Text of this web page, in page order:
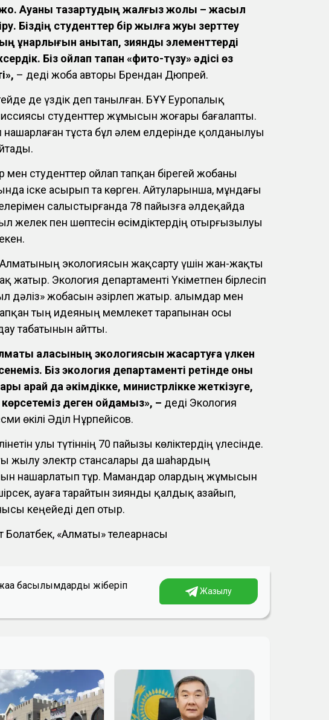
жоқ. Ауаны тазартудың жалғыз жолы – жасыл
Біздің студенттер бір жылға жуық зерттеу
құнарлығын анықтап, зиянды элементтерді
Біз ойлап тапқан «фито-түзу» әдісі өз
– деді жоба авторы Брендан Дюпрей.
де үздік деп танылған. БҰҰ Еуропалық
студенттер жұмысын жоғары бағалапты.
нашарлаған тұста бұл әлем елдерінде қолданылуы
студенттер ойлап тапқан бірегей жобаны
іске асырып та көрген. Айтуларынша, мұндағы
салыстырғанда 78 пайызға әлдеқайда
желек пен шөптесін өсімдіктердің отырғызылуы
Алматының экологиясын жақсарту үшін жан-жақты
жатыр. Экология департаменті Үкіметпен бірлесіп
дәліз» жобасын әзірлеп жатыр. Ғалымдар мен
тың идеяның мемлекет тарапынан осы
табатынын айтты.
қаласының экологиясын жақсартуға үлкен
Біз экология департаменті ретінде оны
қарай да әкімдікке, министрлікке жеткізуге,
көрсетеміз деген ойдамыз», – деді Экология
өкілі Әділ Нұрпейісов.
улы түтіннің 70 пайызы көліктердің үлесінде.
жылу электр стансалары да шаһардың
нашарлатып тұр. Мамандар олардың жұмысын
ауаға тарайтын зиянды қалдық азайып,
кеңейеді деп отыр.
Болатбек, «Алматы» телеарнасы
басылымдарды жіберіп
Жазылу